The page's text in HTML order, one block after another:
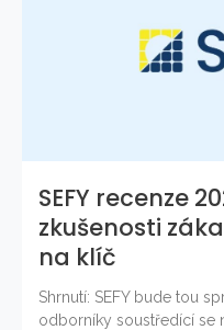
SEFY recenze
zkušenosti
na klíč
Shrnutí: SEFY bude tou
odborníky soustředící se